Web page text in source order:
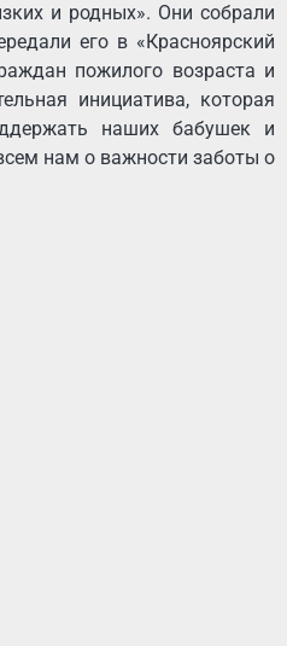
и родных». Они собрали
его в «Красноярский
пожилого возраста и
инициатива, которая
наших бабушек и
нам о важности заботы о